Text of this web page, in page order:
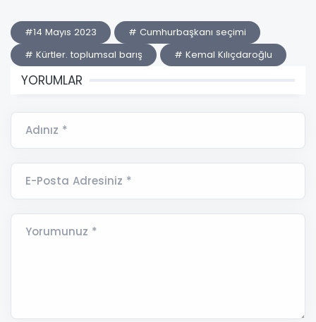
#14 Mayıs 2023
# Cumhurbaşkanı seçimi
# Kürtler. toplumsal barış
# Kemal Kılıçdaroğlu
YORUMLAR
Adınız *
E-Posta Adresiniz *
Yorumunuz *